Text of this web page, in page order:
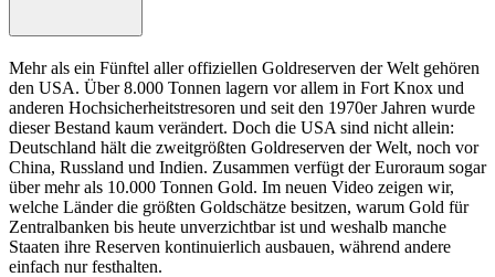
Mehr als ein Fünftel aller offiziellen Goldreserven der Welt gehören
den USA. Über 8.000 Tonnen lagern vor allem in Fort Knox und
anderen Hochsicherheitstresoren und seit den 1970er Jahren wurde
dieser Bestand kaum verändert. Doch die USA sind nicht allein:
Deutschland hält die zweitgrößten Goldreserven der Welt, noch vor
China, Russland und Indien. Zusammen verfügt der Euroraum sogar
über mehr als 10.000 Tonnen Gold. Im neuen Video zeigen wir,
welche Länder die größten Goldschätze besitzen, warum Gold für
Zentralbanken bis heute unverzichtbar ist und weshalb manche
Staaten ihre Reserven kontinuierlich ausbauen, während andere
einfach nur festhalten.